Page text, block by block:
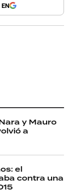
y Mauro
a
el
contra una